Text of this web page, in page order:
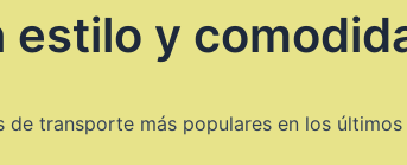
estilo y
transporte más populares en los últimos